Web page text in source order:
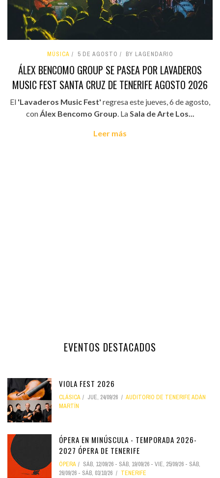
MÚSICA 5 DE AGOSTO BY LAGENDARIO
ÁLEX BENCOMO GROUP SE PASEA POR LAVADEROS
MUSIC FEST SANTA CRUZ DE TENERIFE AGOSTO 2026
El 'Lavaderos Music Fest' regresa este jueves, 6 de agosto,
conÁlex Bencomo Group. LaSala de Arte Los...
Leer más
EVENTOS DESTACADOS
VIOLA FEST 2026
CLÁSICA JUE, 24/09/26
AUDITORIO DE TENERIFE ADÁN
MARTÍN
ÓPERA EN MINÚSCULA - TEMPORADA 2026-
2027 ÓPERA DE TENERIFE
ÓPERA SÁB, 12/09/26 - SÁB, 19/09/26 - VIE, 25/09/26 - SÁB,
26/09/26 - SÁB, 03/10/26 TENERIFE